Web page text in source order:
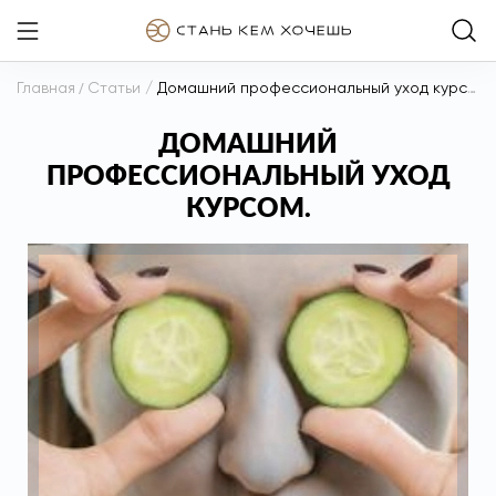
Главная / Статьи / Домашний профессиональный уход курсом.
ДОМАШНИЙ
ПРОФЕССИОНАЛЬНЫЙ УХОД
КУРСОМ.